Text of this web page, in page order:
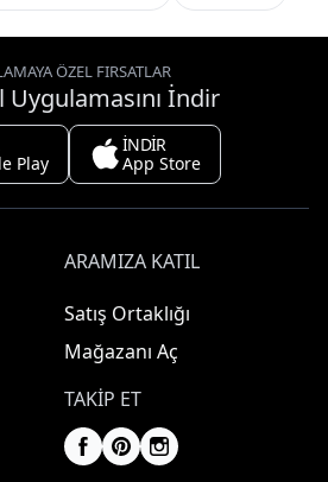
ÖZEL FIRSATLAR
Uygulamasını İndir
Play
İNDİR
App Store
ARAMIZA KATIL
Satış Ortaklığı
Mağazanı Aç
TAKIP ET